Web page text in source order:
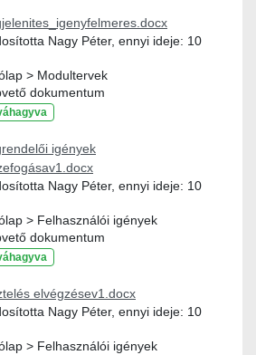
Nagy Péter, ennyi ideje: 10
> Modultervek
dokumentum
igények
Nagy Péter, ennyi ideje: 10
> Felhasználói igények
dokumentum
elvégzésev1.docx
Nagy Péter, ennyi ideje: 10
> Felhasználói igények